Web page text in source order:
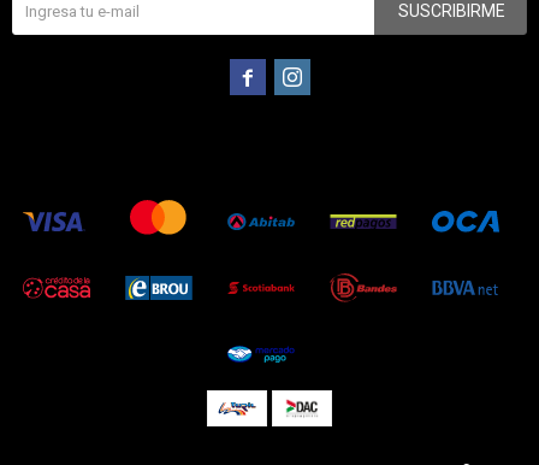
SUSCRIBIRME
 